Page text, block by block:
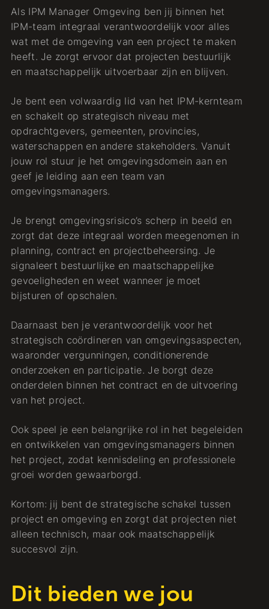
Als IPM Manager Omgeving ben jij binnen het
IPM-team integraal verantwoordelijk voor alles
wat met de omgeving van een project te maken
heeft. Je zorgt ervoor dat projecten bestuurlijk
en maatschappelijk uitvoerbaar zijn en blijven.
Je bent een volwaardig lid van het IPM-kernteam
en schakelt op strategisch niveau met
opdrachtgevers, gemeenten, provincies,
waterschappen en andere stakeholders. Vanuit
jouw rol stuur je het omgevingsdomein aan en
geef je leiding aan een team van
omgevingsmanagers.
Je brengt omgevingsrisico’s scherp in beeld en
zorgt dat deze integraal worden meegenomen in
planning, contract en projectbeheersing. Je
signaleert bestuurlijke en maatschappelijke
gevoeligheden en weet wanneer je moet
bijsturen of opschalen.
Daarnaast ben je verantwoordelijk voor het
strategisch coördineren van omgevingsaspecten,
waaronder vergunningen, conditionerende
onderzoeken en participatie. Je borgt deze
onderdelen binnen het contract en de uitvoering
van het project.
Ook speel je een belangrijke rol in het begeleiden
en ontwikkelen van omgevingsmanagers binnen
het project, zodat kennisdeling en professionele
groei worden gewaarborgd.
Kortom: jij bent de strategische schakel tussen
project en omgeving en zorgt dat projecten niet
alleen technisch, maar ook maatschappelijk
succesvol zijn.
Dit bieden we jou